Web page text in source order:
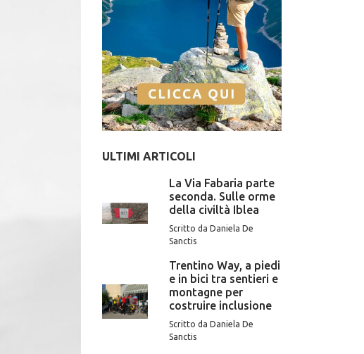
ULTIMI ARTICOLI
La Via Fabaria parte
seconda. Sulle orme
della civiltà Iblea
Scritto da Daniela De
Sanctis
Trentino Way, a piedi
e in bici tra sentieri e
montagne per
costruire inclusione
Scritto da Daniela De
Sanctis